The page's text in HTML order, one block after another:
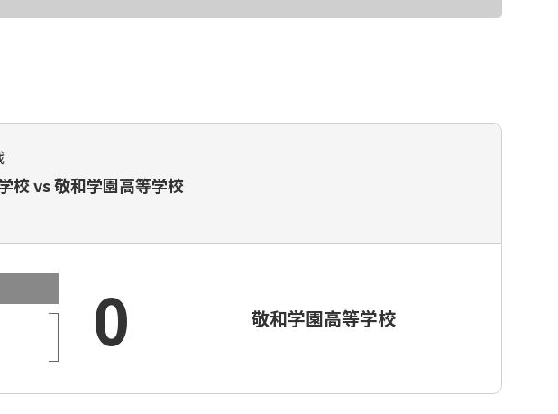
vs 敬和学園高等学校
0 敬和学園高等学校